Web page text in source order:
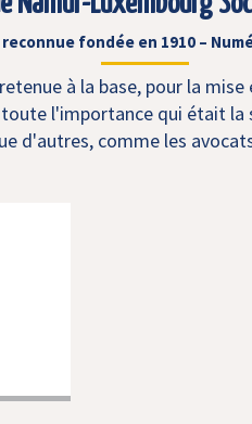
fondée en 1910 –
à la base, pour la
l'importance qui était
d'autres, comme les